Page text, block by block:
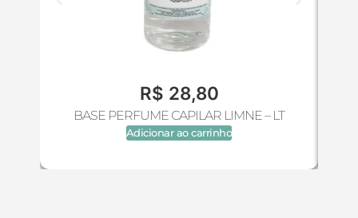
R$ 28,80
BASE PERFUME CAPILAR LIMNE – LT
Adicionar ao carrinho